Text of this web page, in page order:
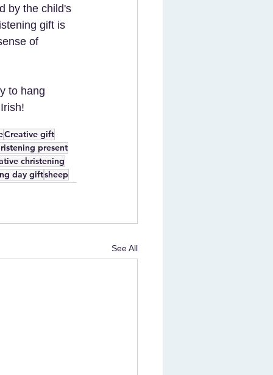
by the child's
gift is
of
to hang
Creative gift
present
christening
day giftsheep
See All